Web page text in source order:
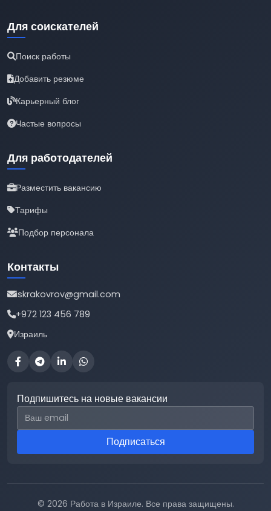
Для соискателей
Поиск работы
Добавить резюме
Карьерный блог
Частые вопросы
Для работодателей
Разместить вакансию
Тарифы
Подбор персонала
Контакты
iskrakovrov@gmail.com
+972 123 456 789
Израиль
Подпишитесь на новые вакансии
Email для подписки
Подписаться
© 2026 Работа в Израиле. Все права защищены.